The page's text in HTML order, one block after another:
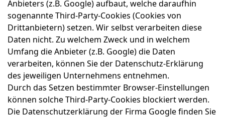
Anbieters (z.B. Google) aufbaut, welche daraufhin
sogenannte Third-Party-Cookies (Cookies von
Drittanbietern) setzen. Wir selbst verarbeiten diese
Daten nicht. Zu welchem Zweck und in welchem
Umfang die Anbieter (z.B. Google) die Daten
verarbeiten, können Sie der Datenschutz-Erklärung
des jeweiligen Unternehmens entnehmen.
Durch das Setzen bestimmter Browser-Einstellungen
können solche Third-Party-Cookies blockiert werden.
Die Datenschutzerklärung der Firma Google finden Sie